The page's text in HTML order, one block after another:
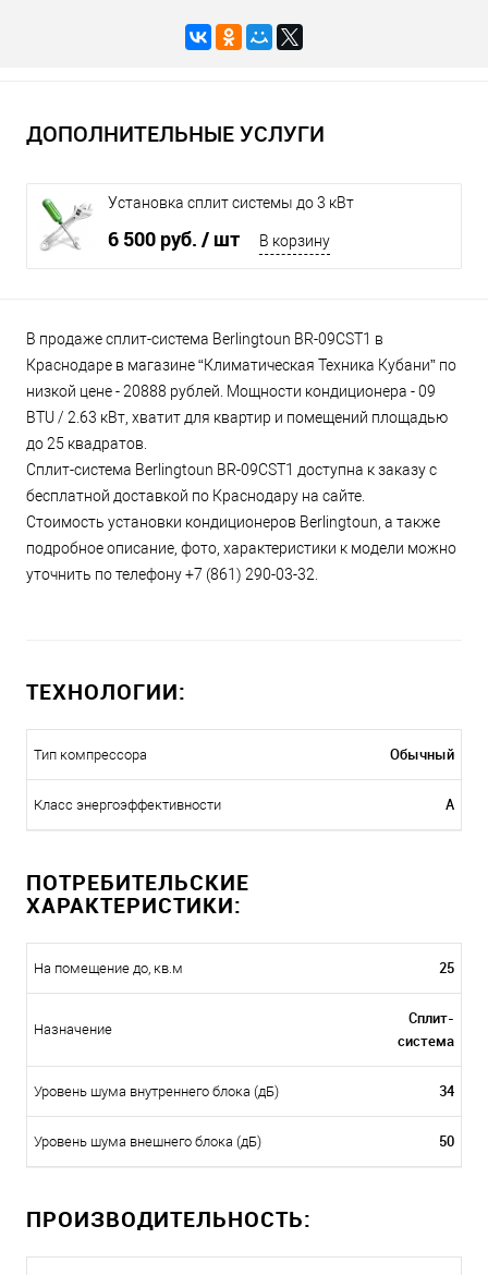
ДОПОЛНИТЕЛЬНЫЕ УСЛУГИ
Установка сплит системы до 3 кВт
6 500 руб. / шт В корзину
В продаже сплит-система Berlingtoun BR-09CST1 в
Краснодаре в магазине “Климатическая Техника Кубани” по
низкой цене - 20888 рублей. Мощности кондиционера - 09
BTU / 2.63 кВт, хватит для квартир и помещений площадью
до 25 квадратов.
Сплит-система Berlingtoun BR-09CST1 доступна к заказу с
бесплатной доставкой по Краснодару на сайте.
Стоимость установки кондиционеров Berlingtoun, а также
подробное описание, фото, характеристики к модели можно
уточнить по телефону +7 (861) 290-03-32.
ТЕХНОЛОГИИ:
Тип компрессора Обычный
Класс энергоэффективности A
ПОТРЕБИТЕЛЬСКИЕ
ХАРАКТЕРИСТИКИ:
На помещение до, кв.м 25
Назначение
Сплит-
система
Уровень шума внутреннего блока (дБ) 34
Уровень шума внешнего блока (дБ) 50
ПРОИЗВОДИТЕЛЬНОСТЬ: